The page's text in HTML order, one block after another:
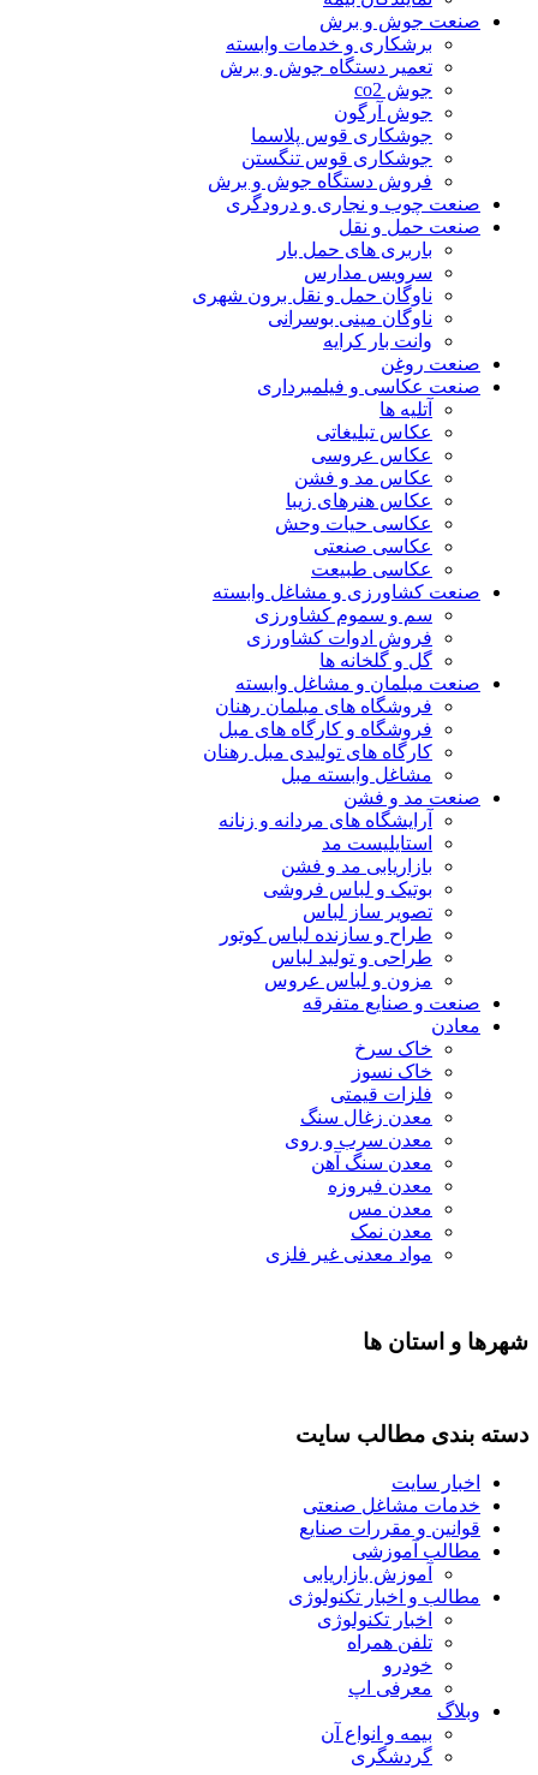
صنعت جوش و برش
برشکاری و خدمات وابسته
تعمیر دستگاه جوش و برش
جوش co2
جوش آرگون
جوشکاری قوس پلاسما
جوشکاری قوس تنگستن
فروش دستگاه جوش و برش
صنعت چوب و نجاری و درودگری
صنعت حمل و نقل
باربری های حمل بار
سرویس مدارس
ناوگان حمل و نقل برون شهری
ناوگان مینی بوسرانی
وانت بار کرایه
صنعت روغن
صنعت عکاسی و فیلمبرداری
آتلیه ها
عکاس تبلیغاتی
عکاس عروسی
عکاس مد و فشن
عکاس هنرهای زیبا
عکاسی حیات وحش
عکاسی صنعتی
عکاسی طبیعت
صنعت کشاورزی و مشاغل وابسته
سم و سموم کشاورزی
فروش ادوات کشاورزی
گل و گلخانه ها
صنعت مبلمان و مشاغل وابسته
فروشگاه های مبلمان رهنان
فروشگاه و کارگاه های مبل
کارگاه های تولیدی مبل رهنان
مشاغل وابسته مبل
صنعت مد و فشن
آرایشگاه های مردانه و زنانه
استایلیست مد
بازاریابی مد و فشن
بوتیک و لباس فروشی
تصویر ساز لباس
طراح و سازنده لباس کوتور
طراحی و تولید لباس
مزون و لباس عروس
صنعت و صنایع متفرقه
معادن
خاک سرخ
خاک نسوز
فلزات قیمتی
معدن زغال سنگ
معدن سرب و روی
معدن سنگ آهن
معدن فیروزه
معدن مس
معدن نمک
مواد معدنی غیر فلزی
شهرها و استان ها
دسته بندی مطالب سایت
اخبار سایت
خدمات مشاغل صنعتی
قوانین و مقررات صنایع
مطالب آموزشی
آموزش بازاریابی
مطالب و اخبار تکنولوژی
اخبار تکنولوژی
تلفن همراه
خودرو
معرفی اپ
وبلاگ
بیمه و انواع آن
گردشگری